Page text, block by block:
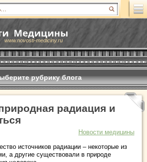
www.novosti-mediciny.ru
рубрику блога
радиация и
Новости медицины
источников радиации – некоторые из
а другие существовали в природе